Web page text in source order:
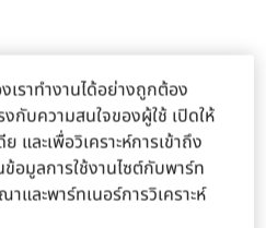
เราทำงานได้อย่างถูกต้อง
กับความสนใจของผู้ใช้ เปิดให้
และเพื่อวิเคราะห์การเข้าถึง
อมูลการใช้งานไซต์กับพาร์ท
และพาร์ทเนอร์การวิเคราะห์